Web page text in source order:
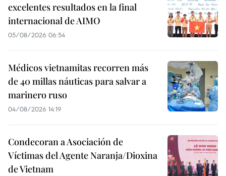
excelentes resultados en la final
internacional de AIMO
05/08/2026 06:54
Médicos vietnamitas recorren más
de 40 millas náuticas para salvar a
marinero ruso
04/08/2026 14:19
Condecoran a Asociación de
Víctimas del Agente Naranja/Dioxina
de Vietnam